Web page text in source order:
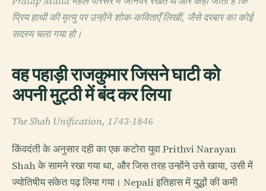
प्रिय हाथी की मृत्यु पर उन्होंने शोक-कविताएँ लिखीं, जैसे दरबार का कोई
सदस्य चला गया हो।
वह पहाड़ी राजकुमार जिसने घाटी को
अपनी मुट्ठी में बंद कर लिया
The Shah Unification, 1743-1846
किंवदंती के अनुसार दही का एक कटोरा युवा Prithvi Narayan
Shah के सामने रखा गया था, और जिस तरह उन्होंने उसे खाया, उसी में
ज्योतिषीय संकेत पढ़ लिया गया। Nepali इतिहास में युद्धों की कमी